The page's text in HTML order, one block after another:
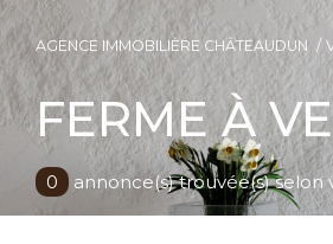
AGENCE IMMOBILIÈRE CHÂTEAUDUN
FERME À
0 annonce(s) trouvée(s) selon